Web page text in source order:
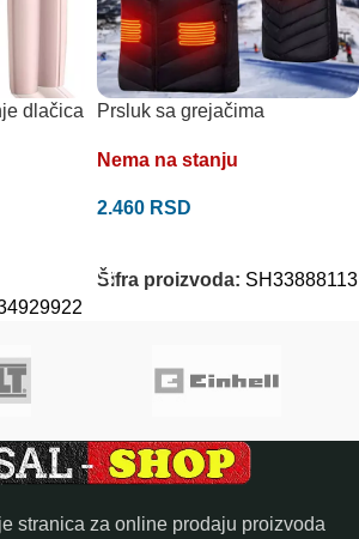
dlačica
Prsluk sa grejačima
Nema na stanju
2.460 RSD
Šifra proizvoda: SH33888113
stranica za online prodaju proizvoda